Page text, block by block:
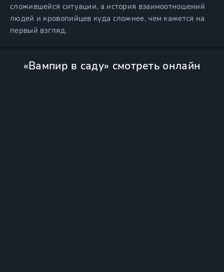
сложившейся ситуации, а история взаимоотношений
людей и кровопийцев куда сложнее, чем кажется на
первый взгляд.
«Вампир в саду» смотреть онлайн